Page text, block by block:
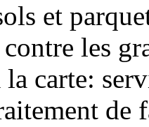
et
contre les
carte:
de